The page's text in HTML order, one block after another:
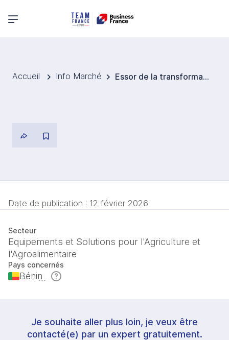
Menu principal
Accueil Info Marché Essor de la transformation de la noix de cajou en Afrique de l’Ouest en 2025
Date de publication : 12 février 2026
Secteur
Equipements et Solutions pour l'Agriculture et
l'Agroalimentaire
Pays concernés
Bénin
Je souhaite aller plus loin, je veux être
contacté(e) par un expert gratuitement.